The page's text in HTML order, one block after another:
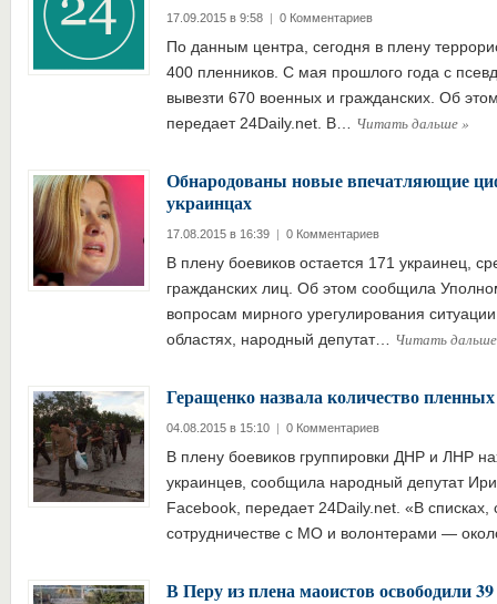
17.09.2015 в 9:58 | 0 Комментариев
По данным центра, сегодня в плену
400 пленников. С мая прошлого года с
вывезти 670 военных и гражданских. Об
передает 24Daily.net. В… Читать дальше»
Обнародованы новые впечатляющие
украинцах
17.08.2015 в 16:39 | 0 Комментариев
В плену боевиков остается 171 украинец,
гражданских лиц. Об этом сообщила
вопросам мирного урегулирования
областях, народный депутат… Читать
Геращенко назвала количество
04.08.2015 в 15:10 | 0 Комментариев
В плену боевиков группировки ДНР и ЛНР
украинцев, сообщила народный депутат
Facebook, передает 24Daily.net. «В
сотрудничестве с МО и волонтерами —
В Перу из плена маоистов освободили